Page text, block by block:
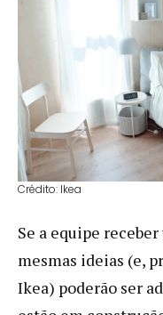
Crédito: Ikea
Se a equipe
mesmas ideias (e,
Ikea) poderão ser